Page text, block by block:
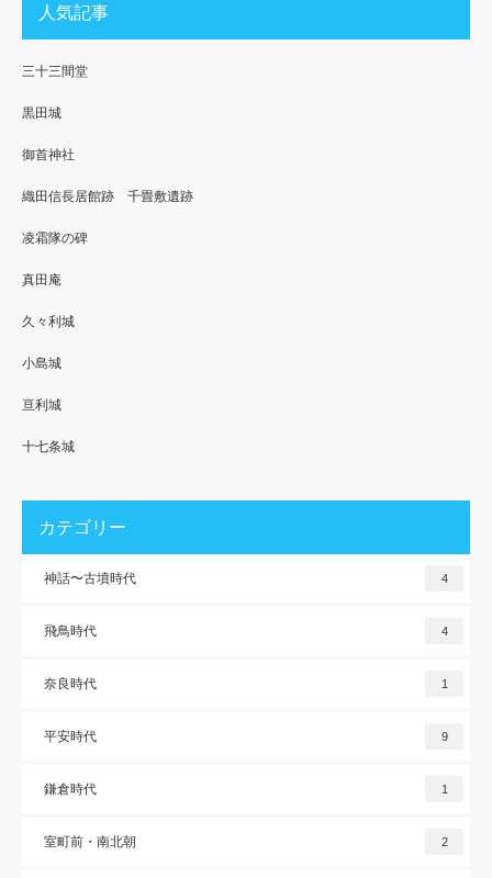
人気記事
三十三間堂
黒田城
御首神社
織田信長居館跡 千畳敷遺跡
凌霜隊の碑
真田庵
久々利城
小島城
亘利城
十七条城
カテゴリー
神話〜古墳時代 4
飛鳥時代 4
奈良時代 1
平安時代 9
鎌倉時代 1
室町前・南北朝 2